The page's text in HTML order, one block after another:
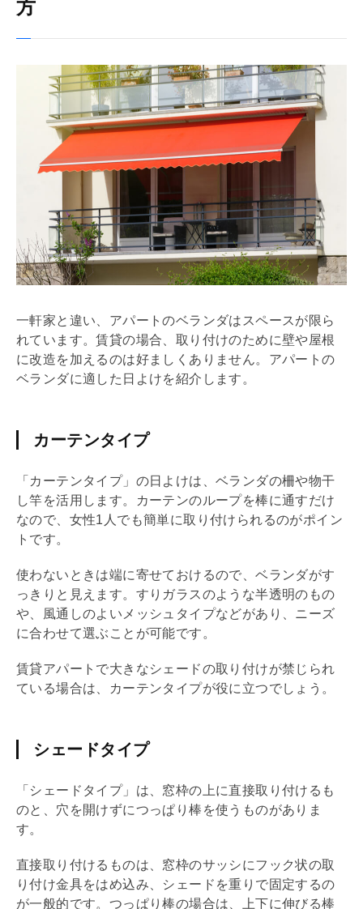
方
一軒家と違い、アパートのベランダはスペースが限ら
れています。賃貸の場合、取り付けのために壁や屋根
に改造を加えるのは好ましくありません。アパートの
ベランダに適した日よけを紹介します。
カーテンタイプ
「カーテンタイプ」の日よけは、ベランダの柵や物干
し竿を活用します。カーテンのループを棒に通すだけ
なので、女性1人でも簡単に取り付けられるのがポイン
トです。
使わないときは端に寄せておけるので、ベランダがす
っきりと見えます。すりガラスのような半透明のもの
や、風通しのよいメッシュタイプなどがあり、ニーズ
に合わせて選ぶことが可能です。
賃貸アパートで大きなシェードの取り付けが禁じられ
ている場合は、カーテンタイプが役に立つでしょう。
シェードタイプ
「シェードタイプ」は、窓枠の上に直接取り付けるも
のと、穴を開けずにつっぱり棒を使うものがありま
す。
直接取り付けるものは、窓枠のサッシにフック状の取
り付け金具をはめ込み、シェードを重りで固定するの
が一般的です。つっぱり棒の場合は、上下に伸びる棒